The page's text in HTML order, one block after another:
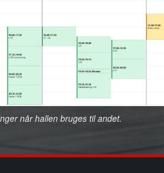
når hallen bruges til andet.